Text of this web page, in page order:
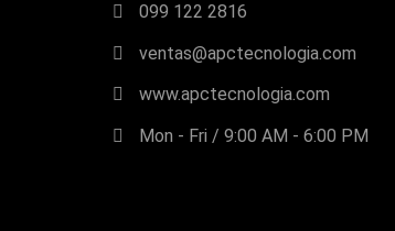
099 122 2816
ventas@apctecnologia.com
www.apctecnologia.com
Mon - Fri / 9:00 AM - 6:00 PM